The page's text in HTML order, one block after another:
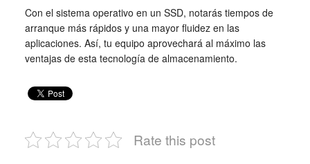
Con el sistema operativo en un SSD, notarás tiempos de
arranque más rápidos y una mayor fluidez en las
aplicaciones. Así, tu equipo aprovechará al máximo las
ventajas de esta tecnología de almacenamiento.
Rate this post